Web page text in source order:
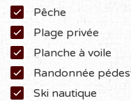
Pêche
Plage privée
Planche à voile
Randonnée
Ski nautique